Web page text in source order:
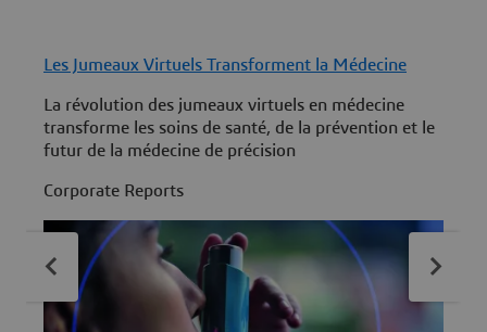
Les Jumeaux Virtuels Transforment la Médecine
La révolution des jumeaux virtuels en médecine
transforme les soins de santé, de la prévention et le
futur de la médecine de précision
Corporate Reports